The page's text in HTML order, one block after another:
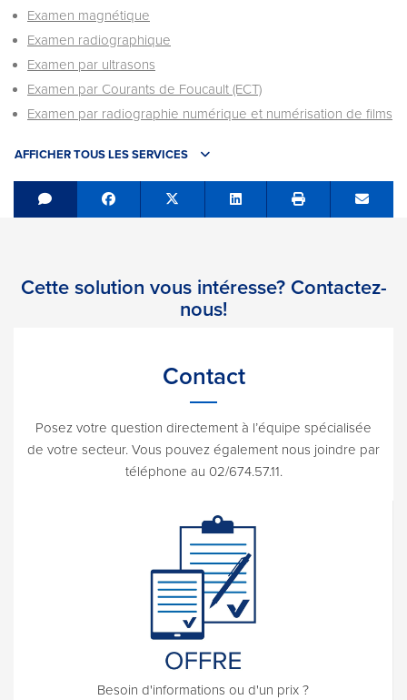
Examen magnétique
Examen radiographique
Examen par ultrasons
Examen par Courants de Foucault (ECT)
Examen par radiographie numérique et numérisation de films
AFFICHER TOUS LES SERVICES
Share on Facebook
Tweet Share on LinkedIn Send
Cette solution vous intéresse? Contactez-
nous!
Contact
Posez votre question directement à l’équipe spécialisée
de votre secteur. Vous pouvez également nous joindre par
téléphone au 02/674.57.11.
Besoin d'informations ou d'un prix ?